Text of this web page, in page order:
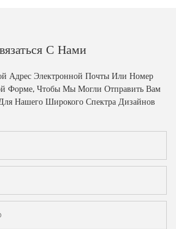
С Нами
Адрес Электронной Почты Или Номер
Форме, Чтобы Мы Могли Отправить Вам
Нашего Широкого Спектра Дизайнов